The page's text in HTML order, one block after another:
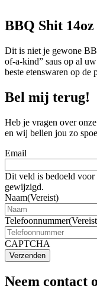
BBQ Shit 14oz
Dit is niet je gewone
of-a-kind” saus op al
beste etenswaren op de
Bel mij terug!
Heb je vragen over
en wij bellen jou zo
Email
Dit veld is bedoeld voor
gewijzigd.
Naam(Vereist)
Telefoonnummer
CAPTCHA
Verzenden
Neem contact